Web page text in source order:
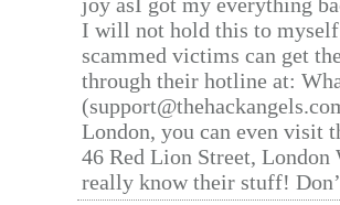
I will not hold this to
scammed victims can get
through their hotline at:
London, you can even visit
46 Red Lion Street, London
really know their stuff!